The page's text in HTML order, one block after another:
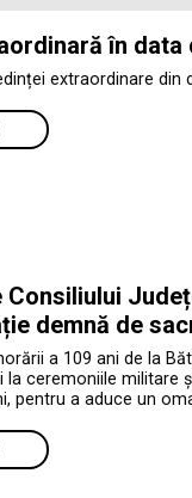
în data
extraordinare din
Consiliului
demnă de
a 109 ani de la
ceremoniile militare
pentru a aduce un